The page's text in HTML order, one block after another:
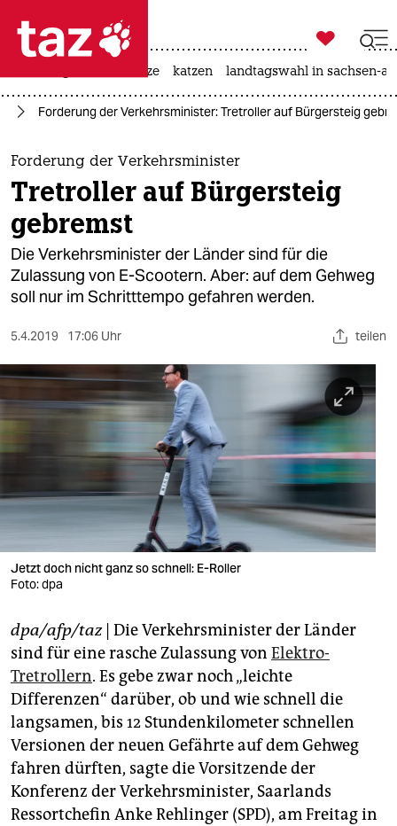
 taz zahl ich
taz zahl ich
themen
politik
öko
gesellschaft
sport
berlin
nord
verlag
verlag
veranstaltungen
shop
fragen & hilfe
unterstützen
abo
genossenschaft
epaper login

taz zahl ich
hitze katzen landtagswahl in sachsen-
Forderung der Verkehrsminister: Tretroller auf Bürgersteig
Forderung der Verkehrsminister
Tretroller auf Bürgersteig
gebremst
Die Verkehrsminister der Länder sind für die
Zulassung von E-Scootern. Aber: auf dem Gehweg
soll nur im Schritttempo gefahren werden.
5.4.2019 17:06 Uhr teilen
Jetzt doch nicht ganz so schnell: E-Roller
Foto: dpa
dpa/afp/taz| Die Verkehrsminister der Länder
sind für eine rasche Zulassung von Elektro-
Tretrollern. Es gebe zwar noch „leichte
Differenzen“ darüber, ob und wie schnell die
langsamen, bis 12 Stundenkilometer schnellen
Versionen der neuen Gefährte auf dem Gehweg
fahren dürften, sagte die Vorsitzende der
Konferenz der Verkehrsminister, Saarlands
Ressortchefin Anke Rehlinger (SPD), am Freitag in